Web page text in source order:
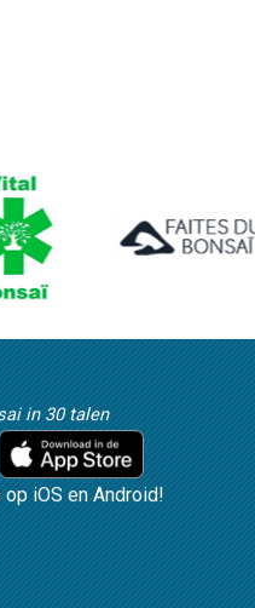
in 30 talen
iOS en Android!